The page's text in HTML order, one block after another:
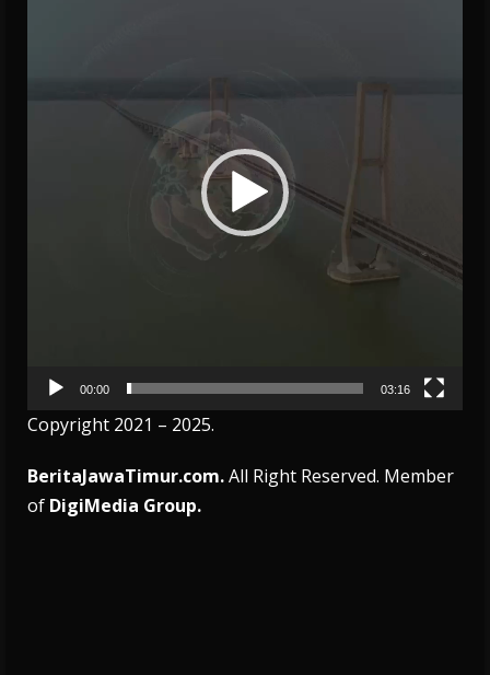
00:00 03:16
Copyright 2021 – 2025.
BeritaJawaTimur.com.All Right Reserved. Member
of DigiMedia Group.